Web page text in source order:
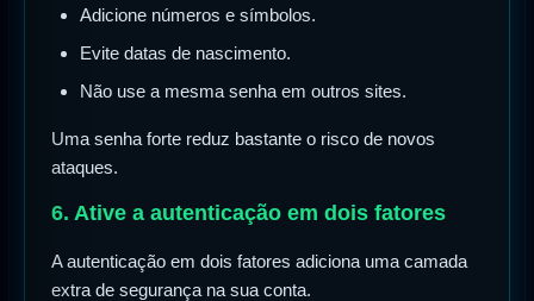
Adicione números e símbolos.
Evite datas de nascimento.
Não use a mesma senha em outros sites.
Uma senha forte reduz bastante o risco de novos
ataques.
6. Ative a autenticação em dois fatores
A autenticação em dois fatores adiciona uma camada
extra de segurança na sua conta.